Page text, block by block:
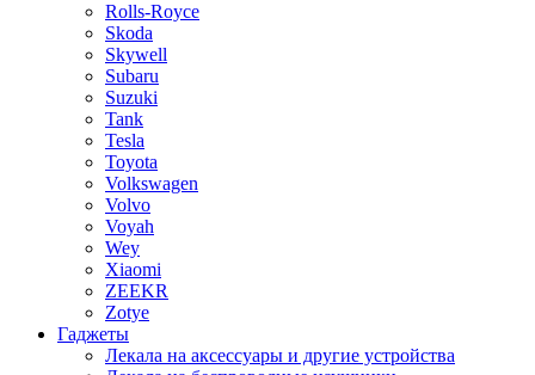
Rolls-Royce
Skoda
Skywell
Subaru
Suzuki
Tank
Tesla
Toyota
Volkswagen
Volvo
Voyah
Wey
Xiaomi
ZEEKR
Zotye
Гаджеты
Лекала на аксессуары и другие устройства